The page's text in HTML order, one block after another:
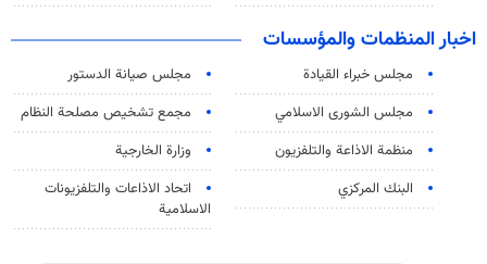
اخبار المنظمات والمؤسسات
مجلس خبراء القيادة
مجلس صيانة الدستور
مجلس الشورى الاسلامي
مجمع تشخيص مصلحة النظام
منظمة الاذاعة والتلفزیون
وزارة الخارجية
البنك المركزي
اتحاد الاذاعات والتلفزيونات
الاسلامية